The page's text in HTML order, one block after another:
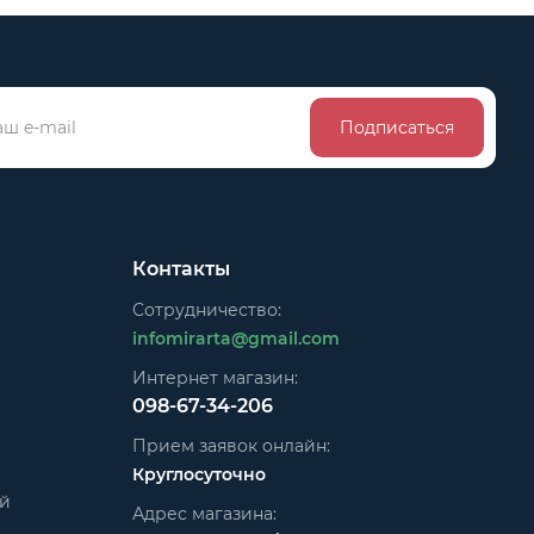
Подписаться
Контакты
Сотрудничество:
infomirarta@gmail.com
Интернет магазин:
098-67-34-206
Прием заявок онлайн:
Круглосуточно
Адрес магазина: